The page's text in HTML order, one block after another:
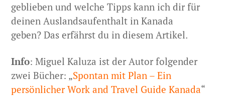
geblieben und welche Tipps kann ich dir für
deinen Auslandsaufenthalt in Kanada
geben? Das erfährst du in diesem Artikel.
Info: Miguel Kaluza ist der Autor folgender
zwei Bücher: „Spontan mit Plan – Ein
persönlicher Work and Travel Guide Kanada“